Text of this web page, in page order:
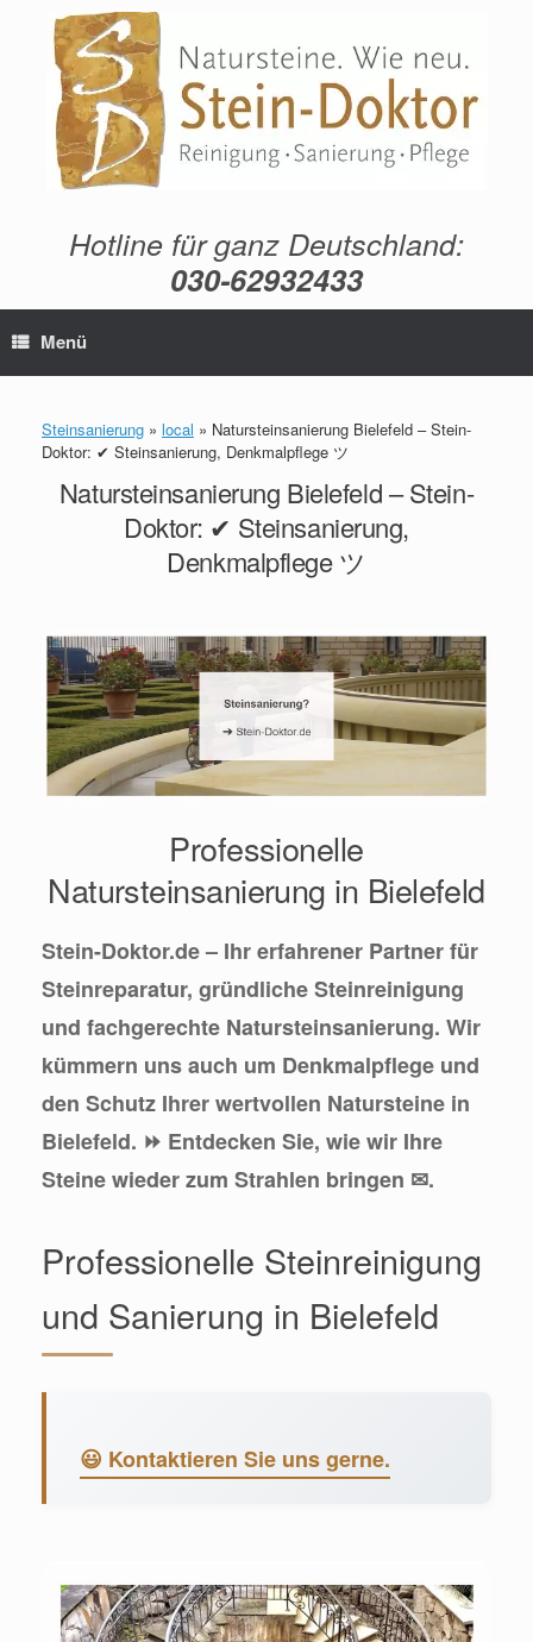
springen
Hotline für ganz Deutschland:
030-62932433
Menü
Steinsanierung » local » Natursteinsanierung Bielefeld – Stein-
Doktor: ✔ Steinsanierung, Denkmalpflege ツ
Natursteinsanierung Bielefeld – Stein-
Doktor: ✔ Steinsanierung,
Denkmalpflege ツ
Professionelle
Natursteinsanierung in Bielefeld
Stein-Doktor.de – Ihr erfahrener Partner für
Steinreparatur, gründliche Steinreinigung
und fachgerechte Natursteinsanierung. Wir
kümmern uns auch um Denkmalpflege und
den Schutz Ihrer wertvollen Natursteine in
Bielefeld. ⏩ Entdecken Sie, wie wir Ihre
Steine wieder zum Strahlen bringen ✉.
Professionelle Steinreinigung
und Sanierung in Bielefeld
😃 Kontaktieren Sie uns gerne.